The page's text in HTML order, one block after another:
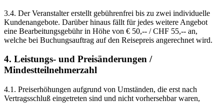
3.4. Der Veranstalter erstellt gebührenfrei bis zu zwei individuelle
Kundenangebote. Darüber hinaus fällt für jedes weitere Angebot
eine Bearbeitungsgebühr in Höhe von € 50,-- / CHF 55,-- an,
welche bei Buchungsauftrag auf den Reisepreis angerechnet wird.
4. Leistungs- und Preisänderungen /
Mindestteilnehmerzahl
4.1. Preiserhöhungen aufgrund von Umständen, die erst nach
Vertragsschluß eingetreten sind und nicht vorhersehbar waren,